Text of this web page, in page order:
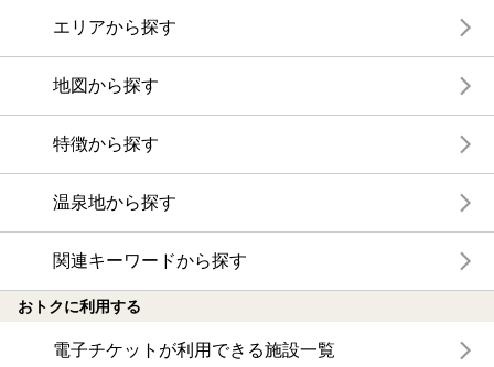
エリアから探す
地図から探す
特徴から探す
温泉地から探す
関連キーワードから探す
おトクに利用する
電子チケットが利用できる施設一覧